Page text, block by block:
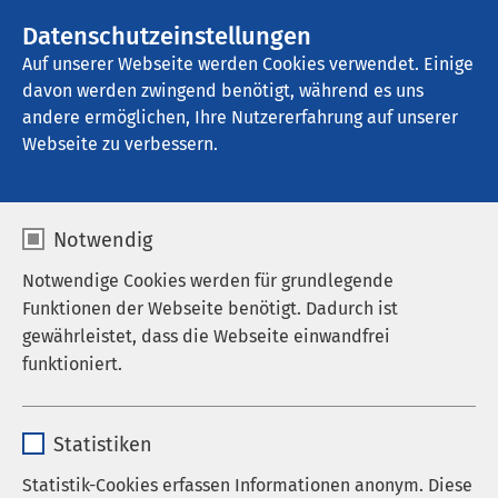
Datenschutzeinstellungen
Auf unserer Webseite werden Cookies verwendet. Einige
davon werden zwingend benötigt, während es uns
andere ermöglichen, Ihre Nutzererfahrung auf unserer
Webseite zu verbessern.
Notwendig
Notwendige Cookies werden für grundlegende
Funktionen der Webseite benötigt. Dadurch ist
gewährleistet, dass die Webseite einwandfrei
funktioniert.
Anbieter sgalinski
Statistiken
Statistik-Cookies erfassen Informationen anonym. Diese
AMEOS Pflege Hildesheim
Ansprechpersonen
Bürozeiten: Mo bis Fr: 8:00 - 12:00
Uhr und 13:00 - 16:00 Uhr